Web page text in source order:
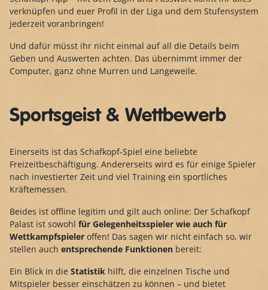
verknüpfen und euer Profil in der Liga und dem Stufensystem
jederzeit voranbringen!
Und dafür müsst ihr nicht einmal auf all die Details beim
Geben und Auswerten achten. Das übernimmt immer der
Computer, ganz ohne Murren und Langeweile.
Sportsgeist & Wettbewerb
Einerseits ist das Schafkopf-Spiel eine beliebte
Freizeitbeschäftigung. Andererseits wird es für einige Spieler
nach investierter Zeit und viel Training ein sportliches
Kräftemessen.
Beides ist offline legitim und gilt auch online: Der Schafkopf
Palast ist sowohl für Gelegenheitsspieler wie auch für
Wettkampfspieler offen! Das sagen wir nicht einfach so, wir
stellen auch entsprechende Funktionen bereit:
Ein Blick in die Statistik hilft, die einzelnen Tische und
Mitspieler besser einschätzen zu können – und bietet